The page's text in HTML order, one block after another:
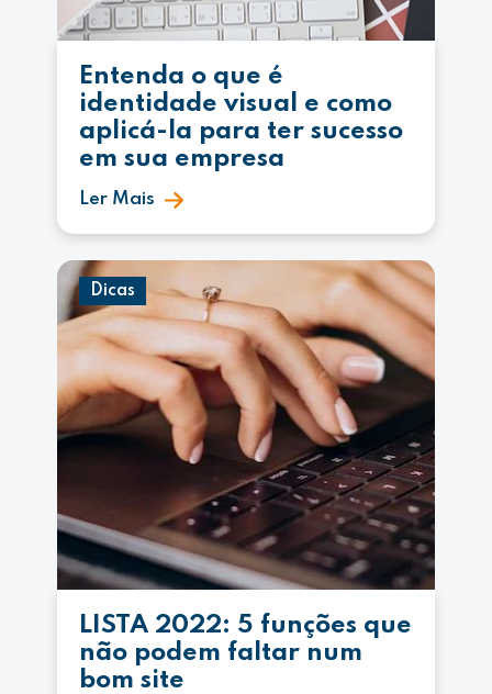
Entenda o que é
identidade visual e como
aplicá-la para ter sucesso
em sua empresa
Ler Mais
Dicas
LISTA 2022: 5 funções que
não podem faltar num
bom site